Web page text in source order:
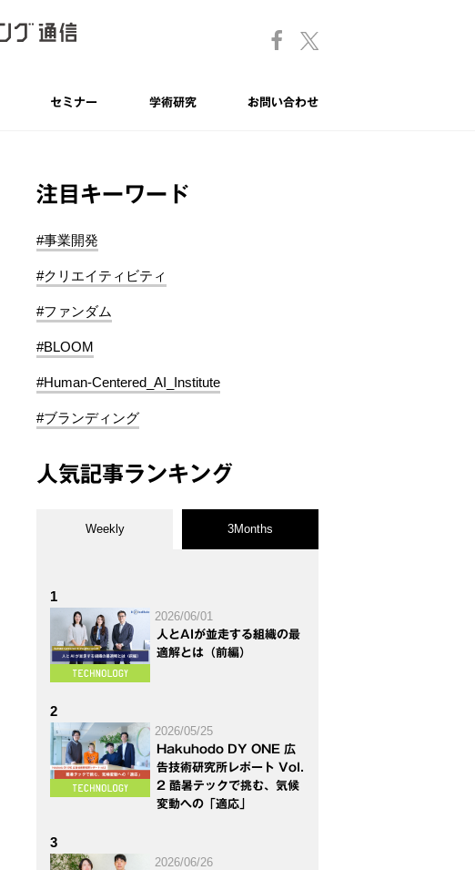
セミナー 学術研究 お問い合わせ
注目キーワード
#事業開発
#クリエイティビティ
#ファンダム
#BLOOM
#Human-Centered_AI_Institute
#ブランディング
人気記事ランキング
Weekly 3Months
1
2026/06/01
人とAIが並走する組織の最
適解とは（前編）
2
2026/05/25
Hakuhodo DY ONE 広
告技術研究所レポート Vol.
2 酷暑テックで挑む、気候
変動への「適応」
3
2026/06/26